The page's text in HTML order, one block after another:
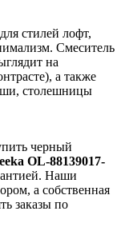
стилей лофт,
Смеситель
на
а также
столешницы
черный
OL-88139017-
Наши
а собственная
заказы по